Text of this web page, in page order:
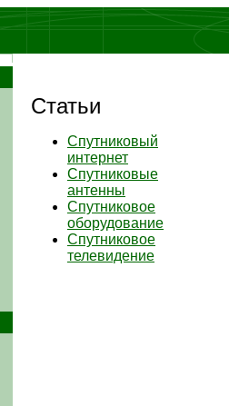
Статьи
Спутниковый
интернет
Спутниковые
антенны
Спутниковое
оборудование
Спутниковое
телевидение